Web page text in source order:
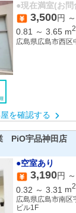
●現在満室(お問
3,500円 ～
0.81
～ 3.65 m2
広島県広島市西区
を確認する
PiO宇品神田店
●空室あり
3,190円 ～
0.32 ～ 3.31 m2
広島県広島市南区
ビル1F